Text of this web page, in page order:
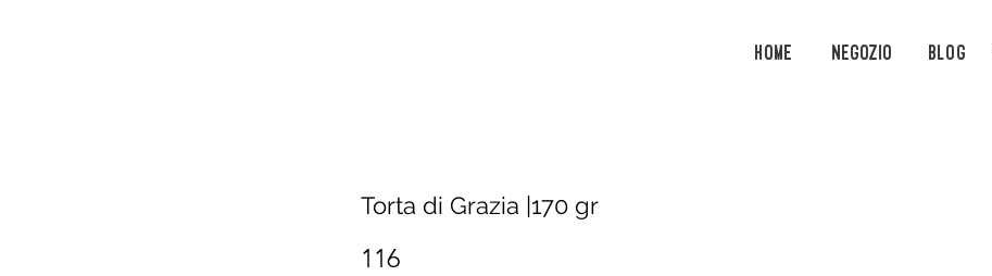
Home Negozio Blog
Torta di Grazia |170 gr
116